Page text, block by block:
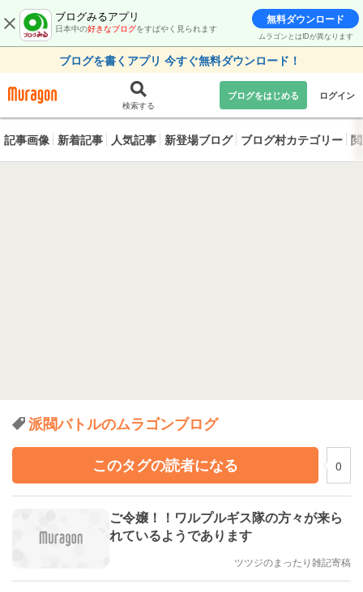
ブログみるアプリ
日本中の好きなブログをすばやく見られます
無料ダウンロード
ムラゴンとはIDが異なります
ブログを書くアプリ 今すぐ無料ダウンロード！
検索する
ブログをはじめる ログイン
記事画像 新着記事 人気記事 新登場ブログ ブログ村カテゴリー
派閥バトルのムラゴンブログ
このタグの読者になる
0
ご令嬢！！ワルプルギス隊の方々が来ら
れているようであります
ツツジのまったり雑記寄稿